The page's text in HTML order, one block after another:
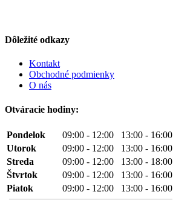
Dôležité odkazy
Kontakt
Obchodné podmienky
O nás
Otváracie hodiny:
Pondelok
09:00 - 12:00 13:00 - 16:00
Utorok
09:00 - 12:00 13:00 - 16:00
Streda
09:00 - 12:00 13:00 - 18:00
Štvrtok
09:00 - 12:00 13:00 - 16:00
Piatok
09:00 - 12:00 13:00 - 16:00